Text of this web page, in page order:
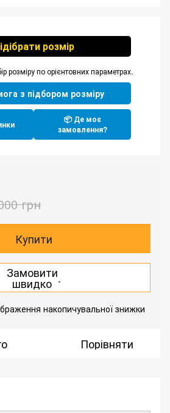
розмір
розміру по орієнтовних параметрах.
з підбором розміру
📦 Де моє
замовлення?
грн
Купити
Замовити
швидко .
накопичувальної знижки
Порівняти